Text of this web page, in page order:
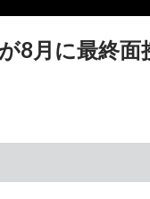
8月に最終面